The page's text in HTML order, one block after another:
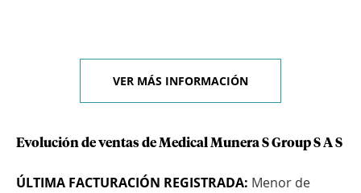
VER MÁS INFORMACIÓN
Evolución de ventas de Medical Munera S Group S A S
ÚLTIMA FACTURACIÓN REGISTRADA: Menor de